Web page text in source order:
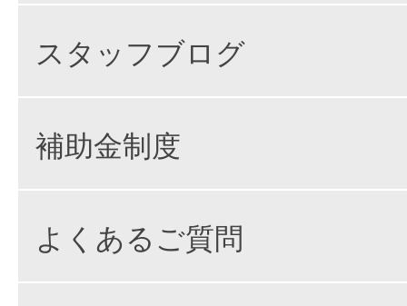
スタッフブログ
補助金制度
よくあるご質問